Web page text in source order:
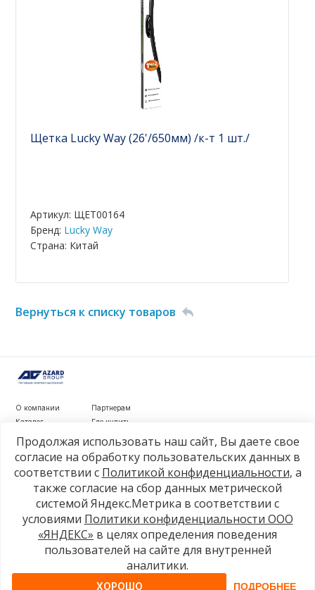
Щетка Lucky Way (26'/650мм) /к-т 1 шт./
Артикул: ЩЕТ00164
Бренд: Lucky Way
Страна: Китай
Вернуться к списку товаров
О компании
Каталог
Новости
Видеообзоры
Партнерам
Где купить
г. Рязань, ул. Маяковского, д. 1а, стр. 3
+7 4912 77-80-81
info@azard.ru
© 2026, Azard Group
Политика конфиденциальности
Продолжая использовать наш сайт, Вы даете свое
согласие на обработку пользовательских данных в
соответствии с Политикой конфиденциальности, а
также согласие на сбор данных метрической
системой Яндекс.Метрика в соответствии с
условиями Политики конфиденциальности ООО
«ЯНДЕКС» в целях определения поведения
пользователей на сайте для внутренней
аналитики.
ХОРОШО ПОДРОБНЕЕ